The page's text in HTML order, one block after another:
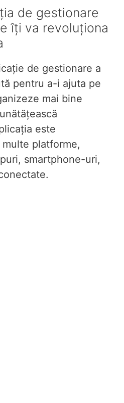
de gestionare
îți va revoluționa
de gestionare a
pentru a-i ajuta pe
mai bine
este
platforme,
smartphone-uri,